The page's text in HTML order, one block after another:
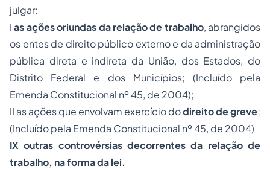
julgar:
Ias ações oriundas da relação de trabalho, abrangidos
os entes de direito público externo e da administração
pública direta e indireta da União, dos Estados, do
Distrito Federal e dos Municípios; (Incluído pela
Emenda Constitucional nº 45, de 2004);
II as ações que envolvam exercício dodireito de greve;
(Incluído pela Emenda Constitucional nº 45, de 2004)
IX outras controvérsias decorrentes da relação de
trabalho, na forma da lei.